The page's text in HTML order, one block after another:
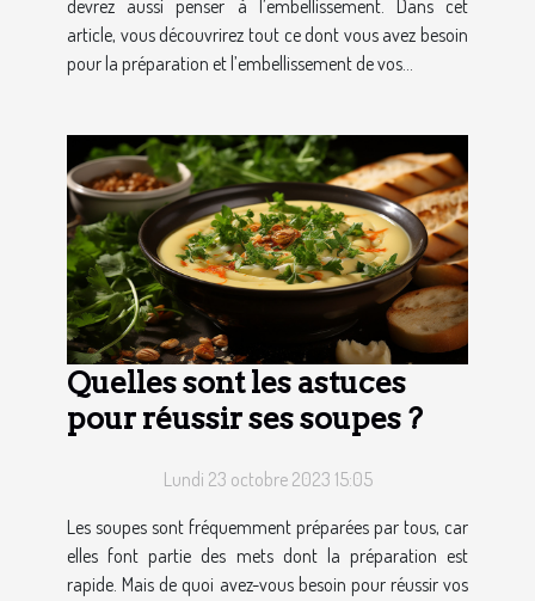
devrez aussi penser à l’embellissement. Dans cet
article, vous découvrirez tout ce dont vous avez besoin
pour la préparation et l’embellissement de vos...
Quelles sont les astuces
pour réussir ses soupes ?
Lundi 23 octobre 2023 15:05
Les soupes sont fréquemment préparées par tous, car
elles font partie des mets dont la préparation est
rapide. Mais de quoi avez-vous besoin pour réussir vos